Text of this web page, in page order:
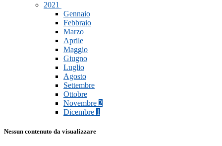
2021
Gennaio
Febbraio
Marzo
Aprile
Maggio
Giugno
Luglio
Agosto
Settembre
Ottobre
Novembre 2
Dicembre 1
Nessun contenuto da visualizzare